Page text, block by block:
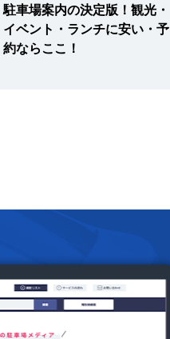
駐車場案内の決定版！観光・
イベント・ランチに安い・予
約ならここ！